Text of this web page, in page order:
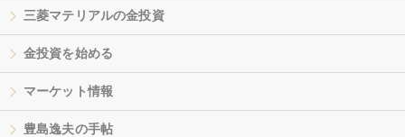
三菱マテリアルの金投資
金投資を始める
マーケット情報
豊島逸夫の手帖